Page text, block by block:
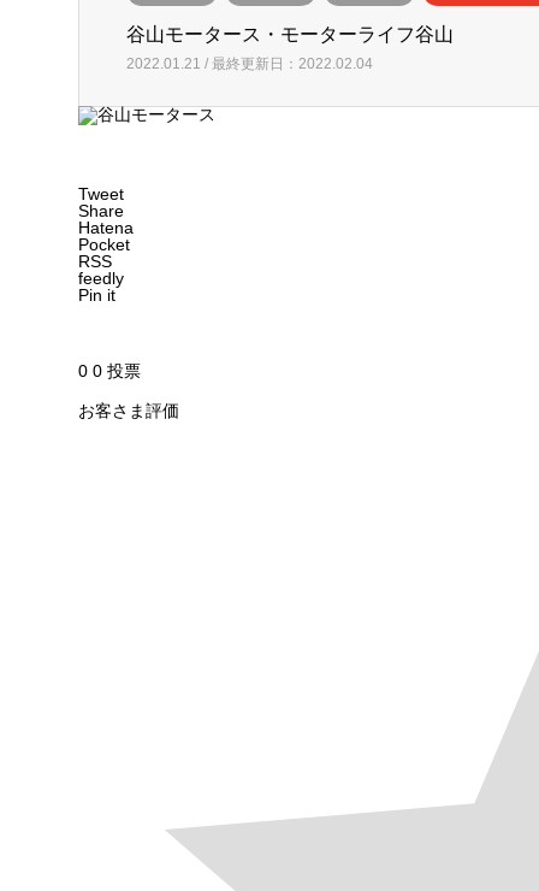
谷山モータース・モーターライフ谷山
2022.01.21 / 最終更新日：2022.02.04
Tweet
Share
Hatena
Pocket
RSS
feedly
Pin it
0 0 投票
お客さま評価